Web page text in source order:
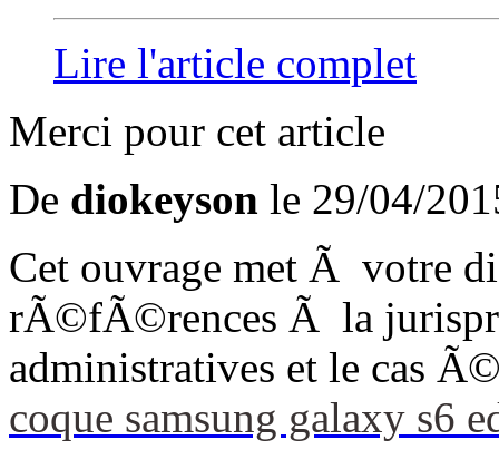
Lire l'article complet
Merci pour cet article
De diokeyson le 29/04/
Cet ouvrage met Ã votre
rÃ©fÃ©rences Ã la
administratives et le cas
coque samsung galaxy s6